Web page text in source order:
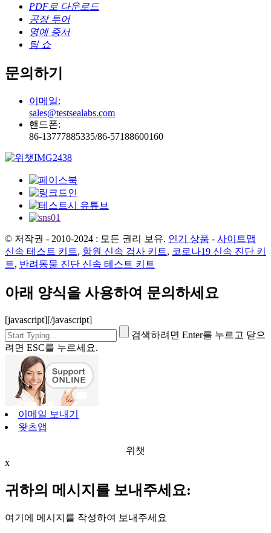
PDF로 다운로드
공장 투어
명예 증서
팀 쇼
문의하기
이메일:
sales@testsealabs.com
핸드폰:
86-13777885335/86-57188600160
© 저작권 - 2010-2024 : 모든 권리 보유. 인기 상품 - 사이트맵
신속 테스트 키트, 항원 신속 검사 키트, 코로나19 신속 진단 키
트, 반려동물 진단 신속 테스트 키트
아래 양식을 사용하여 문의하세요
[javascript][/javascript]
검색하려면 Enter를 누르고 닫으
려면 ESC를 누르세요.
이메일 보내기
왓츠앱
위챗
x
귀하의 메시지를 보내주세요:
여기에 메시지를 작성하여 보내주세요